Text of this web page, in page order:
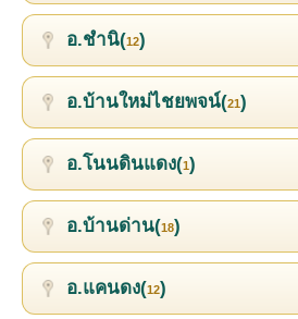
อ.ชำนิ(12)
อ.บ้านใหม่ไชยพจน์(21)
อ.โนนดินแดง(1)
อ.บ้านด่าน(18)
อ.แคนดง(12)